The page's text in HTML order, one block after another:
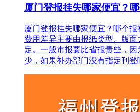
厦门登报挂失哪家便宜？
厦门登报挂失哪家便宜？哪个
费用差异主要由报纸类型、版
定。一般市报要比省报贵些，因
少，如果补办部门没有指定刊登